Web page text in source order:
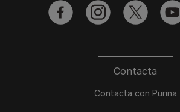
Contacta
Contacta con Purina
facebookinstagramtwitter